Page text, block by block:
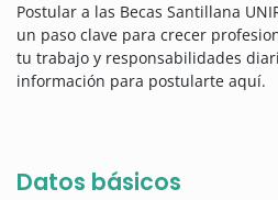
Postular a las Becas Santillana
un paso clave para crecer
tu trabajo y responsabilidades
información para postularte aquí.
Datos básicos